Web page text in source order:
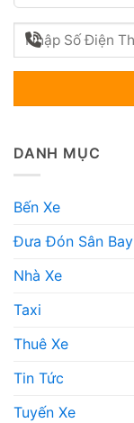
DANH MỤC
Bến Xe
Đưa Đón Sân Bay
Nhà Xe
Taxi
Thuê Xe
Tin Tức
Tuyến Xe